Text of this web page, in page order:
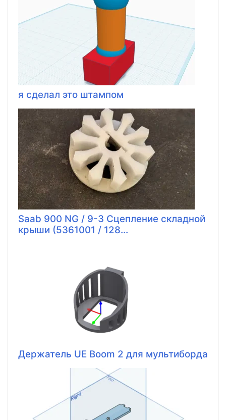
я сделал это штампом
Saab 900 NG / 9-3 Сцепление складной
крыши (5361001 / 128...
Держатель UE Boom 2 для мультиборда